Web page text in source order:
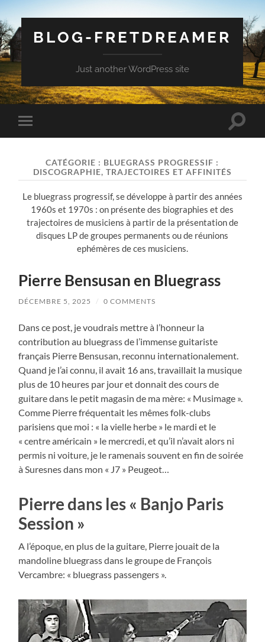
BLOG-FRETDREAMER
Just another WordPress site
Toggle
mobile
Toggle
CATÉGORIE : BLUEGRASS PROGRESSIF :
DISCOGRAPHIE, TRAJECTOIRES ET AFFINITÉS
Le bluegrass progressif, se développe à partir des années
1960s et 1970s : on présente des biographies et des
trajectoires de musiciens à partir de la présentation de
disques LP de groupes permanents ou de réunions
ephémères de ces musiciens.
Pierre Bensusan en Bluegrass
DÉCEMBRE 5, 2025 / 0 COMMENTS
Dans ce post, je voudrais mettre à l’honneur la
contribution au bluegrass de l’immense guitariste
français Pierre Bensusan, reconnu internationalement.
Quand je l’ai connu, il avait 16 ans, travaillait la musique
plus de 10 heures par jour et donnait des cours de
guitare dans le petit magasin de ma mère: « Musimage ».
Comme Pierre fréquentait les mêmes folk-clubs
parisiens que moi : « la vielle herbe » le mardi et le
« centre américain » le mercredi, et qu’il n’avait alors ni
permis ni voiture, je le ramenais souvent en fin de soirée
à Suresnes dans mon « J7 » Peugeot…
Pierre dans les « Banjo Paris
Session »
A l’époque, en plus de la guitare, Pierre jouait de la
mandoline bluegrass dans le groupe de François
Vercambre: « bluegrass passengers ».